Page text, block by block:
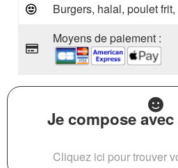
Burgers, halal, poulet
Moyens de paiement :
Je compose
Cliquez ici pour trouver